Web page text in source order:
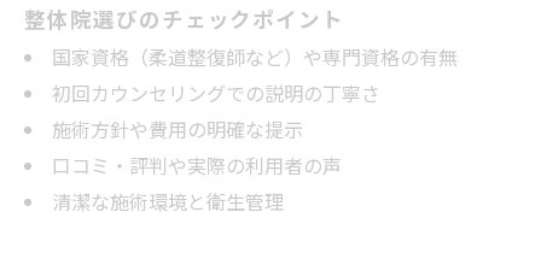
整体院選びのチェックポイント
国家資格（柔道整復師など）や専門資格の有無
初回カウンセリングでの説明の丁寧さ
施術方針や費用の明確な提示
口コミ・評判や実際の利用者の声
清潔な施術環境と衛生管理